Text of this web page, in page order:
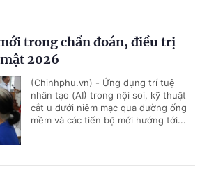
trong chẩn đoán, điều trị
2026
(Chinhphu.vn) - Ứng dụng trí tuệ
nhân tạo (AI) trong nội soi, kỹ thuật
cắt u dưới niêm mạc qua đường ống
mềm và các tiến bộ mới hướng tới...